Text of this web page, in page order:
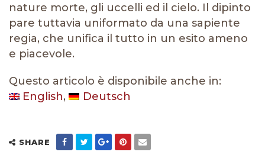
nature morte, gli uccelli ed il cielo. Il dipinto
pare tuttavia uniformato da una sapiente
regia, che unifica il tutto in un esito ameno
e piacevole.
Questo articolo è disponibile anche in:
English
Deutsch
SHARE